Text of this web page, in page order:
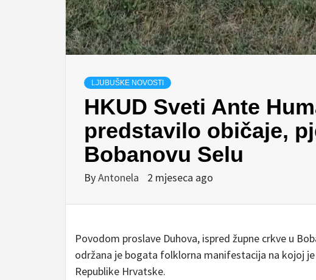
LJUBUŠKE NOVOSTI
HKUD Sveti Ante
predstavilo običaje,
Bobanovu Selu
ByAntonela 2 mjeseca ago
Povodom proslave Duhova, ispred župne crkve u
održana je bogata folklorna manifestacija na kojoj
Republike Hrvatske.